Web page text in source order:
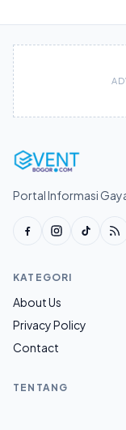
Portal Informasi
KATEGORI
About Us
Privacy Policy
Contact
TENTANG